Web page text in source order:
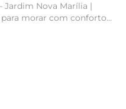
Jardim Nova Marília |